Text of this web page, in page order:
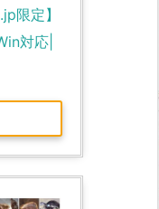
限定】
対応|